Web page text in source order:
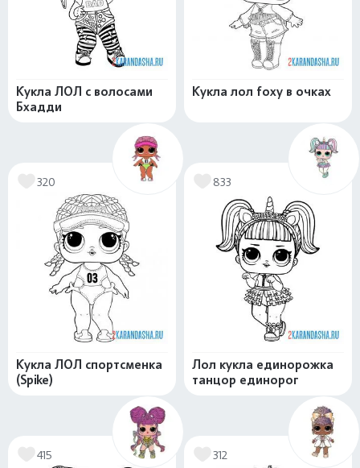
Кукла ЛОЛ с волосами
Бхадди
Кукла лол foxy в очках
320
Кукла ЛОЛ спортсменка
(Spike)
833
Лол кукла единорожка
танцор единорог
415 312